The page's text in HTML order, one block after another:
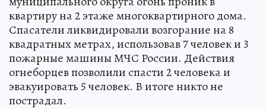
квартиру на 2 этаже многоквартирного дома.
Спасатели ликвидировали возгорание на 8
квадратных метрах, использовав 7 человек и 3
пожарные машины МЧС России. Действия
огнеборцев позволили спасти 2 человека и
эвакуировать 5 человек. В итоге никто не
пострадал.